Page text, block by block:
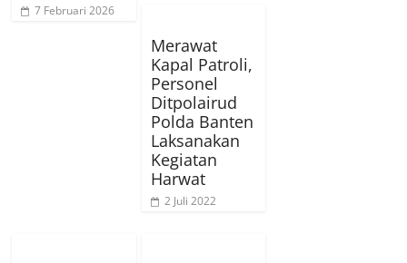
7 Februari 2026
Merawat
Kapal Patroli,
Personel
Ditpolairud
Polda Banten
Laksanakan
Kegiatan
Harwat
2 Juli 2022